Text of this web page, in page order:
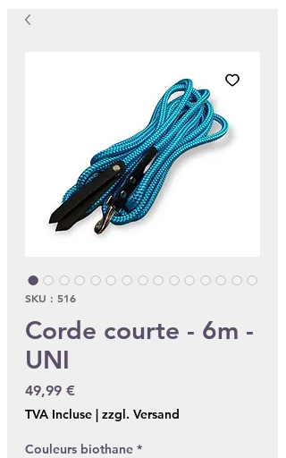
SKU : 516
Corde courte - 6m -
UNI
49,99 €
TVA Incluse | zzgl. Versand
Couleurs biothane *